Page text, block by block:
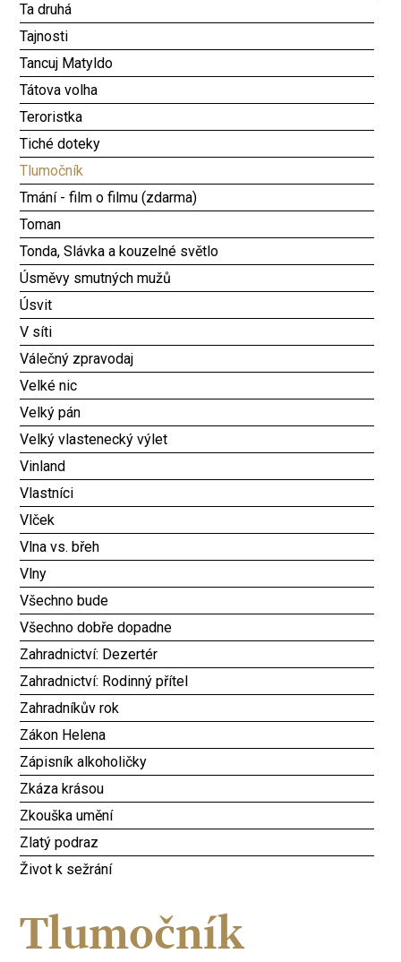
Ta druhá
Tajnosti
Tancuj Matyldo
Tátova volha
Teroristka
Tiché doteky
Tlumočník
Tmání - film o filmu (zdarma)
Toman
Tonda, Slávka a kouzelné světlo
Úsměvy smutných mužů
Úsvit
V síti
Válečný zpravodaj
Velké nic
Velký pán
Velký vlastenecký výlet
Vinland
Vlastníci
Vlček
Vlna vs. břeh
Vlny
Všechno bude
Všechno dobře dopadne
Zahradnictví: Dezertér
Zahradnictví: Rodinný přítel
Zahradníkův rok
Zákon Helena
Zápisník alkoholičky
Zkáza krásou
Zkouška umění
Zlatý podraz
Život k sežrání
Tlumočník